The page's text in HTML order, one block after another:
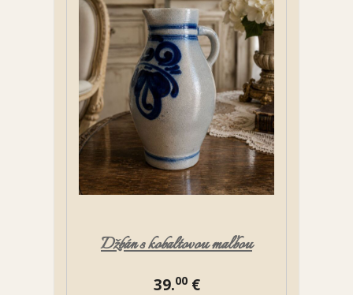
Džbán s kobaltovou maľbou
39.00€